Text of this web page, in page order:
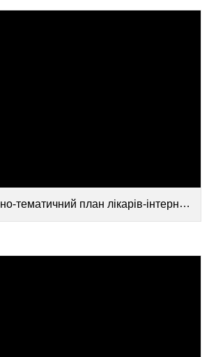
план лікарів-інтернів 2-го року навчання.pdf